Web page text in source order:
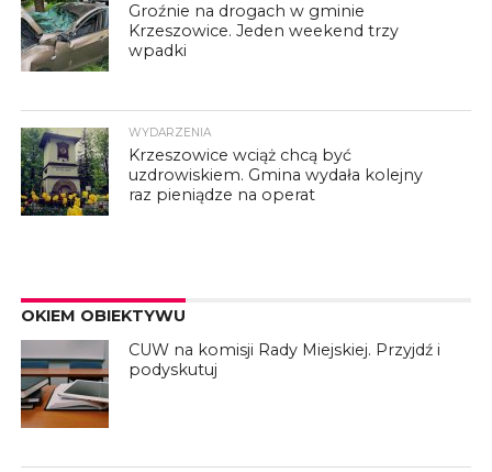
Groźnie na drogach w gminie
Krzeszowice. Jeden weekend trzy
wpadki
WYDARZENIA
Krzeszowice wciąż chcą być
uzdrowiskiem. Gmina wydała kolejny
raz pieniądze na operat
OKIEM OBIEKTYWU
CUW na komisji Rady Miejskiej. Przyjdź i
podyskutuj